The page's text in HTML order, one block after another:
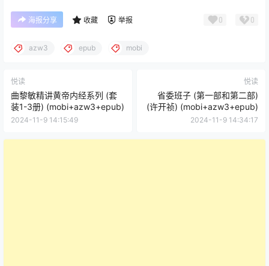
海报分享 收藏 举报 0 0
azw3 epub mobi
悦读
曲黎敏精讲黄帝内经系列 (套
装1-3册) (mobi+azw3+epub)
2024-11-9 14:15:49
悦读
省委班子 (第一部和第二部)
(许开祯) (mobi+azw3+epub)
2024-11-9 14:34:17